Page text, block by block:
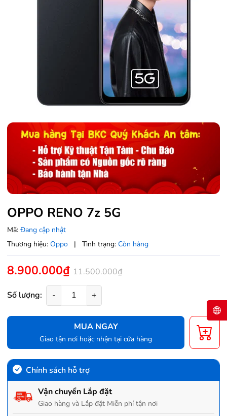
OPPO RENO 7z 5G
Mã: Đang cập nhật
Thương hiệu: Oppo | Tình trạng: Còn hàng
8.900.000₫ 11.500.000₫
Số lượng: - +
MUA NGAY
Giao tận nơi hoặc nhận tại cửa hàng
Chính sách hỗ trợ
Vận chuyển Lắp đặt
Giao hàng và Lắp đặt Miễn phí tận nơi